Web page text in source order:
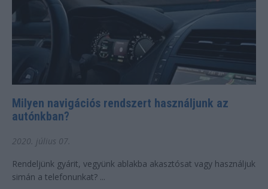
Milyen navigációs rendszert használjunk az
autónkban?
2020. július 07.
Rendeljünk gyárit, vegyünk ablakba akasztósat vagy használjuk
simán a telefonunkat? ...